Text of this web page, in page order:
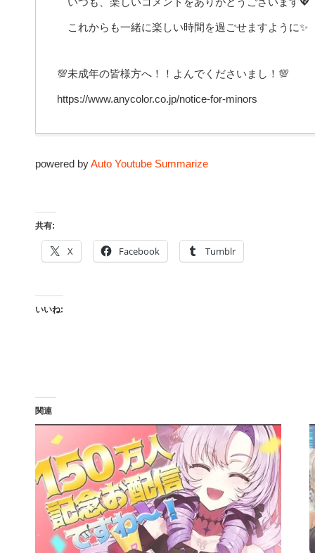
これからも一緒に楽しい時間を過ごせますように✨
💯未成年の皆様方へ！！よんでくださいまし！💯
https://www.anycolor.co.jp/notice-for-minors
powered byAuto Youtube Summarize
共有:
X Facebook Tumblr
いいね:
関連